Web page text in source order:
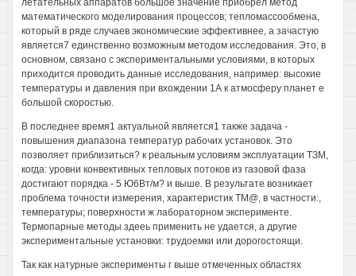
летательных аппаратов большое значение приобрел метод
математического моделирования процессов; тепломассообмена,
который в ряде случаев экономические эффективнее, а зачастую
является7 единственно возможным методом исследования. Это, в
основном, связано с экспериментальными условиями, в которых
приходится проводить данные исследования, например: высокие
температуры и давления при вхождении 1А к атмосферу планет е
большой скоростью.
В последнее время1 актуальной является1 также задача -
повышения диапазона температур рабочих установок. Это
позволяет приблизиться? к реальным условиям эксплуатации ТЗМ,
когда: уровни конвективных тепловых потоков из газовой фаза
достигают порядка - 5 Ю6Вт/м? и выше. В результате возникает
проблема точности измерения, характеристик ТМ@, в частности:,
температуры; поверхности ж лабораторном эксперименте.
Термопарные методы здееь применить не удается, а другие
экспериментальные установки: трудоемки или дорогостоящи.
Так как натурные эксперименты г выше отмеченных областях